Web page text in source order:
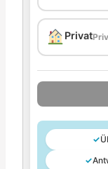
Privat
✓
✓